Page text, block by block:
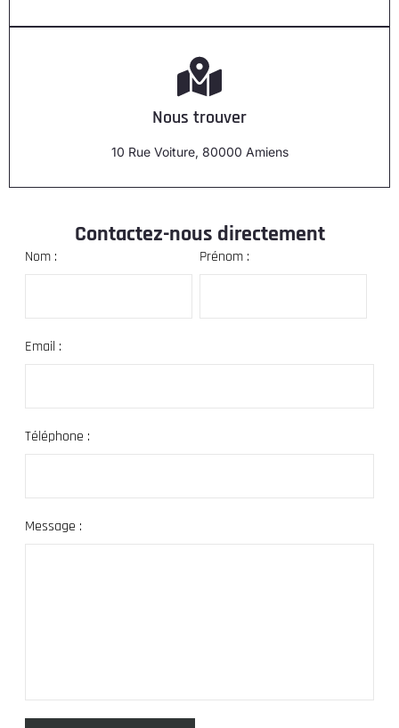
Nous trouver
10 Rue Voiture, 80000 Amiens
Contactez-nous directement
Nom : Prénom :
Email :
Téléphone :
Message :